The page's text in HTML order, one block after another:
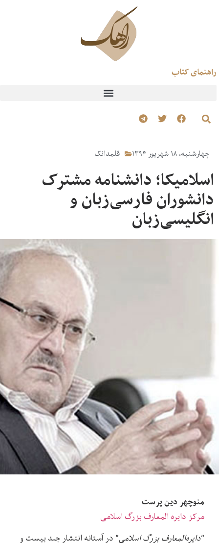
راهنمای کتاب
چهارشنبه، ۱۸ شهریور ۱۳۹۴ قلمدانک
اسلامیکا؛ دانشنامه مشترک
دانشوران فارسی‌زبان و
انگلیسی‌زبان
منوچهر دین پرست
مرکز دایره المعارف بزرگ اسلامی
“دایره‌المعارف بزرگ اسلامی” در آستانه انتشار جلد بیست و